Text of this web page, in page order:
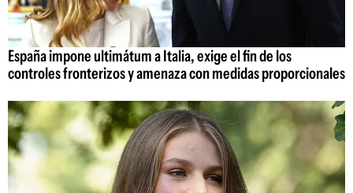
España impone ultimátum a Italia, exige el fin de los
controles fronterizos y amenaza con medidas proporcionales